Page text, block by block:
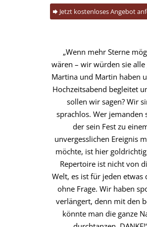
Jetzt kostenloses Angebot
„Wenn mehr Sterne
wären – wir würden sie alle
Martina und Martin haben
Hochzeitsabend begleitet
sollen wir sagen? Wir
sprachlos. Wer jemanden
der sein Fest zu
unvergesslichen Ereignis
möchte, ist hier
Repertoire ist nicht von
Welt, es ist für jeden etwas
ohne Frage. Wir haben
verlängert, denn mit den
könnte man die ganze